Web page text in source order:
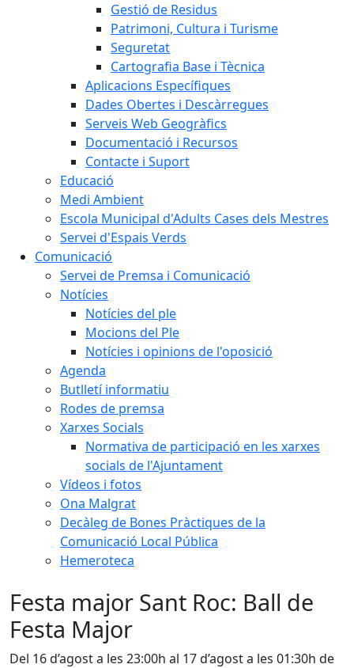
Gestió de Residus
Patrimoni, Cultura i Turisme
Seguretat
Cartografia Base i Tècnica
Aplicacions Específiques
Dades Obertes i Descàrregues
Serveis Web Geogràfics
Documentació i Recursos
Contacte i Suport
Educació
Medi Ambient
Escola Municipal d'Adults Cases dels Mestres
Servei d'Espais Verds
Comunicació
Servei de Premsa i Comunicació
Notícies
Notícies del ple
Mocions del Ple
Notícies i opinions de l'oposició
Agenda
Butlletí informatiu
Rodes de premsa
Xarxes Socials
Normativa de participació en les xarxes
socials de l'Ajuntament
Vídeos i fotos
Ona Malgrat
Decàleg de Bones Pràctiques de la
Comunicació Local Pública
Hemeroteca
Festa major Sant Roc: Ball de
Festa Major
Del 16 d’agost a les 23:00h al 17 d’agost a les 01:30h de